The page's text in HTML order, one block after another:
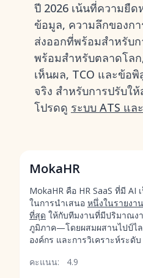
ปี 2026 เน้นที่ความยืด
ข้อมูล, ความลึกของกา
ส่งออกที่พร้อมสำหรับ
พร้อมสำหรับตลาดโลก
เห็นผล, TCO และข้อ
จริง สำหรับการปรับใ
โปรดดู ระบบ ATS แล
MokaHR
MokaHR คือ HR SaaS ที่มี
ในการนำเสนอ หนึ่งในรายงา
ที่สุด ให้กับทีมงานที่มีปริมาณง
ภูมิภาค—โดยผสมผสานไปป์ไล
องค์กร และการวิเคราะห์ระดั
คะแนน:
4.9